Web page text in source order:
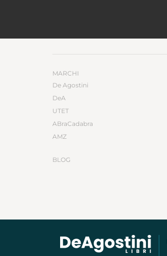
MARCHI
De Agostini
DeA
UTET
ABraCadabra
AMZ
BLOG